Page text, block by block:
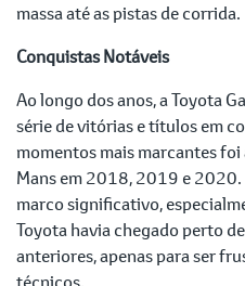
massa até as pistas de corrida.
Conquistas Notáveis
Ao longo dos anos, a Toyota
série de vitórias e títulos em
momentos mais marcantes
Mans em 2018, 2019 e
marco significativo,
Toyota havia chegado perto
anteriores, apenas para ser
técnicos.